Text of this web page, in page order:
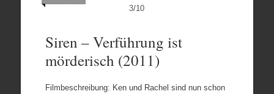
3/10
Siren – Verführung ist
mörderisch (2011)
Filmbeschreibung: Ken und Rachel sind nun schon